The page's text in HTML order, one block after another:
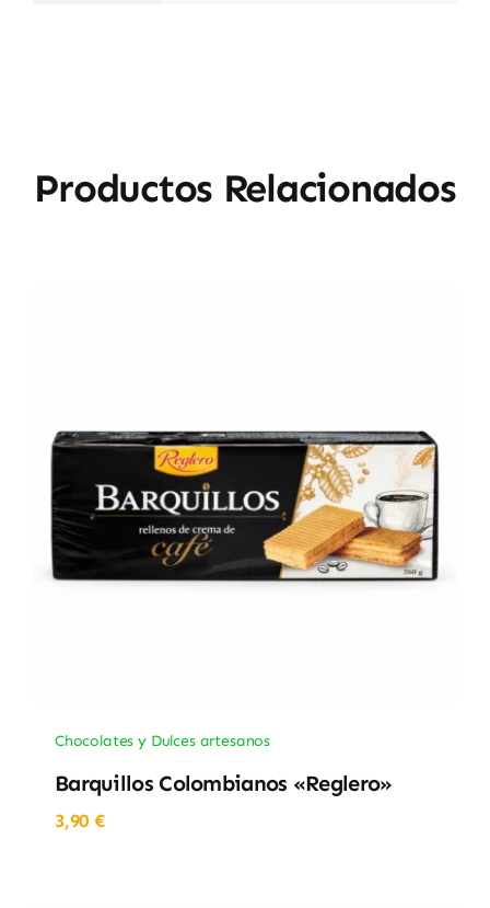
Productos Relacionados
Chocolates y Dulces artesanos
Barquillos Colombianos «Reglero»
3,90€